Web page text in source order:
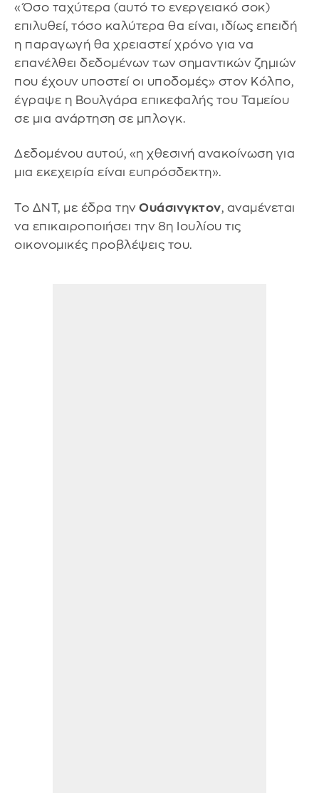
«Όσο ταχύτερα (αυτό το ενεργειακό σοκ)
επιλυθεί, τόσο καλύτερα θα είναι, ιδίως επειδή
η παραγωγή θα χρειαστεί χρόνο για να
επανέλθει δεδομένων των σημαντικών ζημιών
που έχουν υποστεί οι υποδομές» στον Κόλπο,
έγραψε η Βουλγάρα επικεφαλής του Ταμείου
σε μια ανάρτηση σε μπλογκ.
Δεδομένου αυτού, «η χθεσινή ανακοίνωση για
μια εκεχειρία είναι ευπρόσδεκτη».
Το ΔΝΤ, με έδρα την Ουάσινγκτον, αναμένεται
να επικαιροποιήσει την 8η Ιουλίου τις
οικονομικές προβλέψεις του.